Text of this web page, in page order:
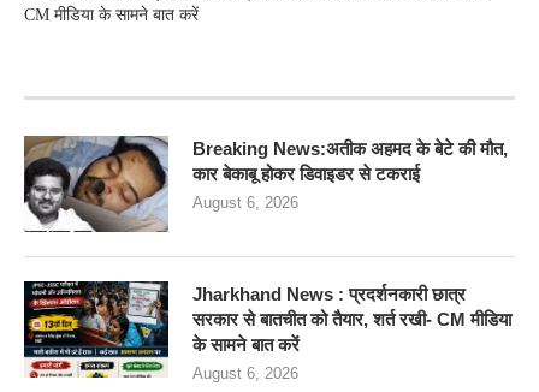
CM मीडिया के सामने बात करें
Breaking News:अतीक अहमद के बेटे की मौत,
कार बेकाबू होकर डिवाइडर से टकराई
August 6, 2026
Jharkhand News : प्रदर्शनकारी छात्र
सरकार से बातचीत को तैयार, शर्त रखी- CM मीडिया
के सामने बात करें
August 6, 2026